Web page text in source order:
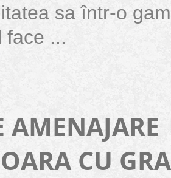
sa într-o
face ...
AMENAJARE
CU